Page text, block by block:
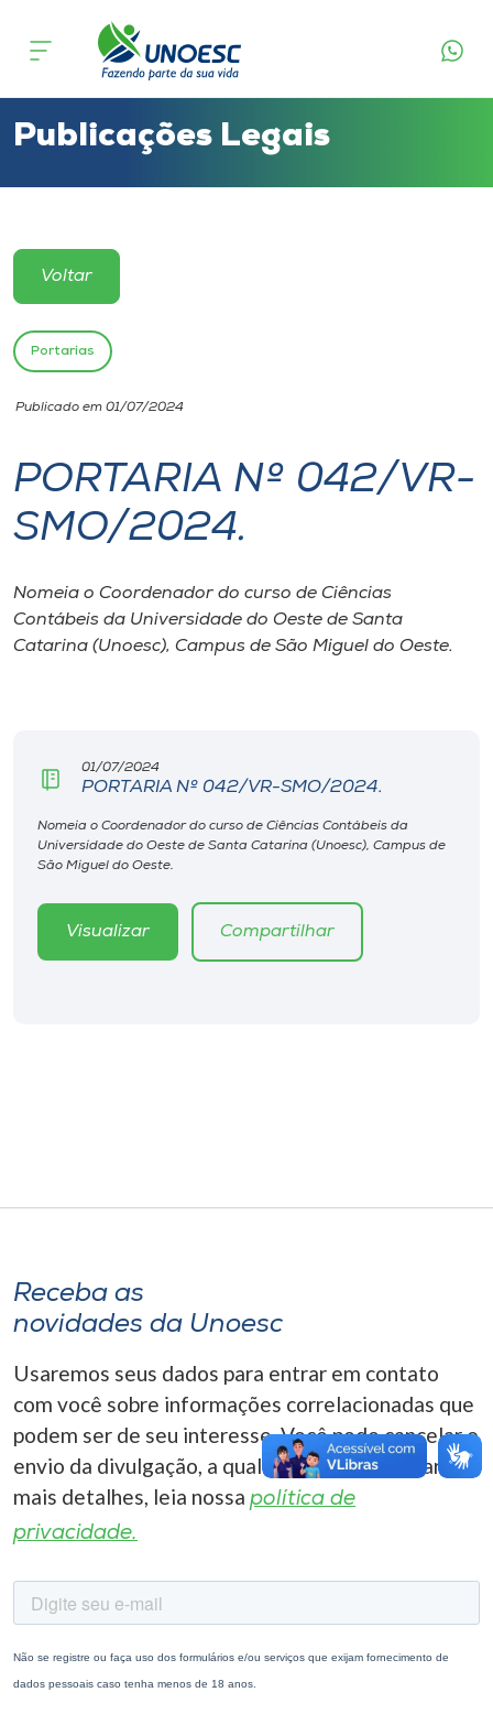
Cursos
Atendimento ao Estudante
Portal de Ensino
Unoesc
Internacionalização
I.nova
Diplomados
Editora
Rádio
o idioma
A-
Publicações Legais
Voltar
Portarias
Publicado em 01/07/2024
PORTARIA Nº 042/VR-
SMO/2024.
Nomeia o Coordenador do curso de Ciências
Contábeis da Universidade do Oeste de Santa
Catarina (Unoesc), Campus de São Miguel do Oeste.
01/07/2024
PORTARIA Nº 042/VR-SMO/2024.
Nomeia o Coordenador do curso de Ciências Contábeis da
Universidade do Oeste de Santa Catarina (Unoesc), Campus de
São Miguel do Oeste.
Visualizar Compartilhar
Receba as
novidades da Unoesc
Usaremos seus dados para entrar em contato
com você sobre informações correlacionadas que
podem ser de seu interesse. Você pode cancelar o
envio da divulgação, a qualquer momento. Para
mais detalhes, leia nossa política de
privacidade.